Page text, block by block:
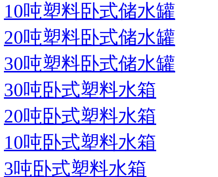
10吨塑料卧式储水罐
20吨塑料卧式储水罐
30吨塑料卧式储水罐
30吨卧式塑料水箱
20吨卧式塑料水箱
10吨卧式塑料水箱
3吨卧式塑料水箱